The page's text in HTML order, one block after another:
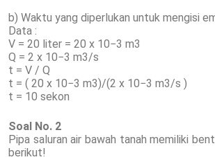
b) Waktu yang diperlukan untuk mengisi
Data :
V = 20 liter = 20 x 10−3 m3
Q = 2 x 10−3 m3/s
t = V / Q
t = ( 20 x 10−3 m3)/(2 x 10−3 m3/s )
t = 10 sekon
Soal No. 2
Pipa saluran air bawah tanah memiliki
berikut!